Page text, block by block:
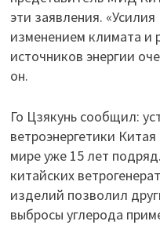
эти заявления.
изменением климата и
источников энергии
он.
Го Цзякунь сообщил:
ветроэнергетики
мире уже 15 лет
китайских
изделий позволил
выбросы углерода